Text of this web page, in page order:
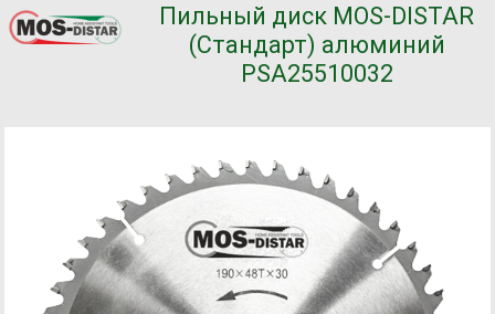
Пильный диск MOS-DISTAR
(Стандарт) алюминий
PSA25510032